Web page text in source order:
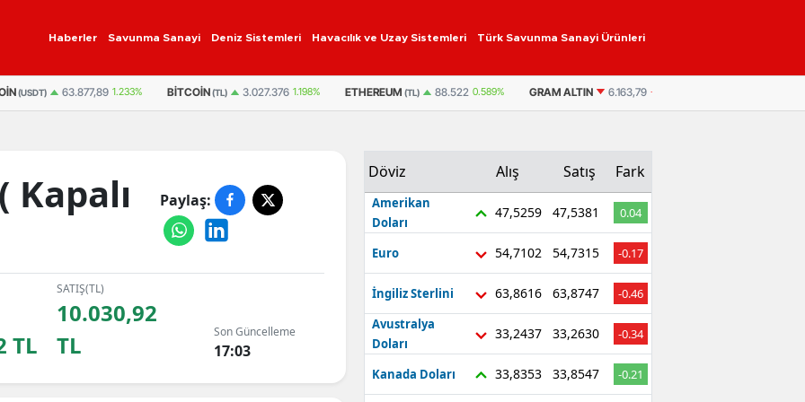
Haberler Savunma Sanayi Deniz Sistemleri Havacılık ve Uzay Sistemleri Türk Savunma Sanayi Ürünleri
63.877,89 1.233% BITCOIN(TL) 3.027.376 1.198% ETHEREUM(TL) 88.522 0.589% GRAM ALTIN 6.163,79 -0,19%
Kapalı
Paylaş:
TL
SATIŞ(TL)
10.030,92
TL
Son Güncelleme
17:03
Döviz Alış Satış Fark
Amerikan
Doları
47,5259 47,5381 0.04
Euro 54,7102 54,7315 -0.17
İngiliz Sterlini 63,8616 63,8747
-0.46
Avustralya
Doları
33,2437 33,2630 -0.34
Kanada Doları 33,8353 33,8547 -0.21